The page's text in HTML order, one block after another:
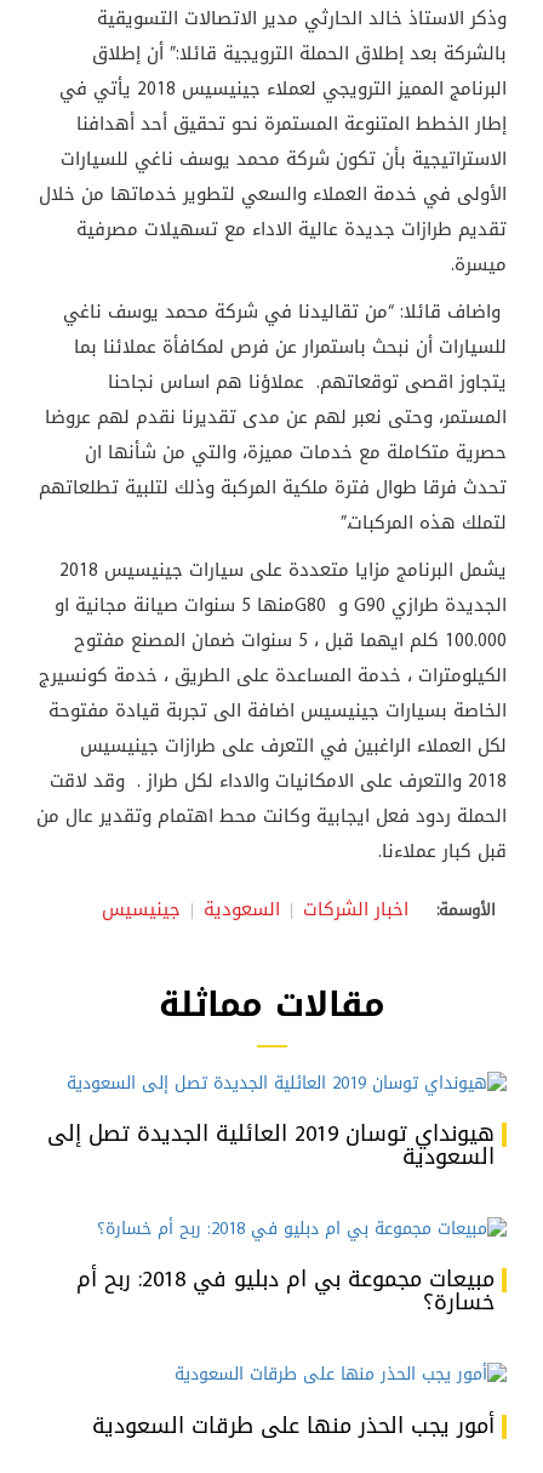
وذكر الاستاذ خالد الحارثي مدير الاتصالات التسويقية
بالشركة بعد إطلاق الحملة الترويجية قائلا:” أن إطلاق
البرنامج المميز الترويجي لعملاء جينيسيس 2018 يأتي في
إطار الخطط المتنوعة المستمرة نحو تحقيق أحد أهدافنا
الاستراتيجية بأن تكون شركة محمد يوسف ناغي للسيارات
الأولى في خدمة العملاء والسعي لتطوير خدماتها من خلال
تقديم طرازات جديدة عالية الاداء مع تسهيلات مصرفية
ميسرة.
واضاف قائلا: “من تقاليدنا في شركة محمد يوسف ناغي
للسيارات أن نبحث باستمرار عن فرص لمكافأة عملائنا بما
يتجاوز اقصى توقعاتهم. عملاؤنا هم اساس نجاحنا
المستمر، وحتى نعبر لهم عن مدى تقديرنا نقدم لهم عروضا
حصرية متكاملة مع خدمات مميزة، والتي من شأنها ان
تحدث فرقا طوال فترة ملكية المركبة وذلك لتلبية تطلعاتهم
لتملك هذه المركبات.”
يشمل البرنامج مزايا متعددة على سيارات جينيسيس 2018
الجديدة طرازي G90 و G80منها 5 سنوات صيانة مجانية او
100.000 كلم ايهما قبل ، 5 سنوات ضمان المصنع مفتوح
الكيلومترات ، خدمة المساعدة على الطريق ، خدمة كونسيرج
الخاصة بسيارات جينيسيس اضافة الى تجربة قيادة مفتوحة
لكل العملاء الراغبين في التعرف على طرازات جينيسيس
2018 والتعرف على الامكانيات والاداء لكل طراز . وقد لاقت
الحملة ردود فعل ايجابية وكانت محط اهتمام وتقدير عال من
قبل كبار عملاءنا.
الأوسمة: اخبار الشركات السعودية جينيسيس
مقالات مماثلة
هيونداي توسان 2019 العائلية الجديدة تصل إلى
السعودية
مبيعات مجموعة بي ام دبليو في 2018: ربح أم
خسارة؟
أمور يجب الحذر منها على طرقات السعودية